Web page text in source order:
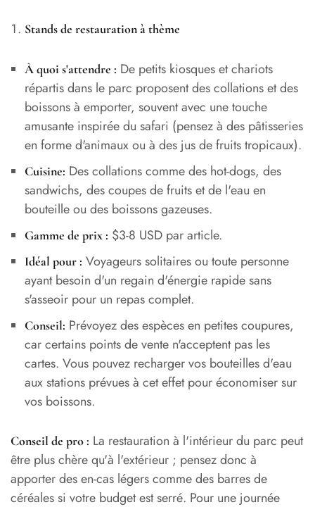
Stands de restauration à thème
À quoi s'attendre : De petits kiosques et chariots
répartis dans le parc proposent des collations et des
boissons à emporter, souvent avec une touche
amusante inspirée du safari (pensez à des pâtisseries
en forme d'animaux ou à des jus de fruits tropicaux).
Cuisine: Des collations comme des hot-dogs, des
sandwichs, des coupes de fruits et de l'eau en
bouteille ou des boissons gazeuses.
Gamme de prix : $3-8 USD par article.
Idéal pour : Voyageurs solitaires ou toute personne
ayant besoin d'un regain d'énergie rapide sans
s'asseoir pour un repas complet.
Conseil: Prévoyez des espèces en petites coupures,
car certains points de vente n'acceptent pas les
cartes. Vous pouvez recharger vos bouteilles d'eau
aux stations prévues à cet effet pour économiser sur
vos boissons.
Conseil de pro : La restauration à l'intérieur du parc peut
être plus chère qu'à l'extérieur ; pensez donc à
apporter des en-cas légers comme des barres de
céréales si votre budget est serré. Pour une journée